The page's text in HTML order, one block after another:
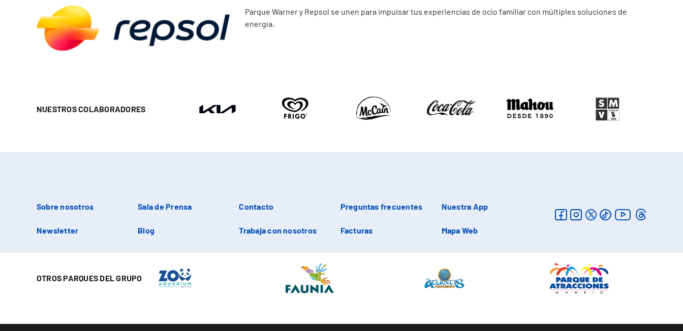
Parque Warner y Repsol se unen para impulsar tus experiencias de ocio familiar con múltiples soluciones de
energía.
NUESTROS COLABORADORES
Sobre nosotros Sala de Prensa Contacto Preguntas frecuentes Nuestra App
Newsletter Blog Trabaja con nosotros Facturas Mapa Web
OTROS PARQUES DEL GRUPO